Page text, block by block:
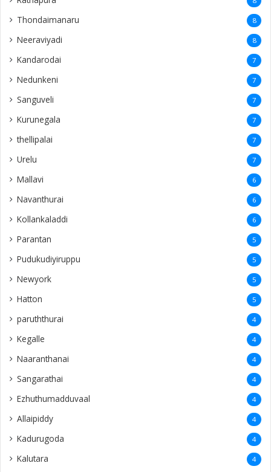
Thondaimanaru 8
Neeraviyadi 8
Kandarodai 7
Nedunkeni 7
Sanguveli 7
Kurunegala 7
thellipalai 7
Urelu 7
Mallavi 6
Navanthurai 6
Kollankaladdi 6
Parantan 5
Pudukudiyiruppu 5
Newyork 5
Hatton 5
paruththurai 4
Kegalle 4
Naaranthanai 4
Sangarathai 4
Ezhuthumadduvaal 4
Allaipiddy 4
Kadurugoda 4
Kalutara 4